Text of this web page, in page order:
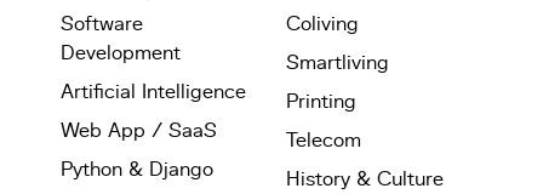
Software
Development
Artificial Intelligence
Web App / SaaS
Python & Django
Coliving
Smartliving
Printing
Telecom
History & Culture